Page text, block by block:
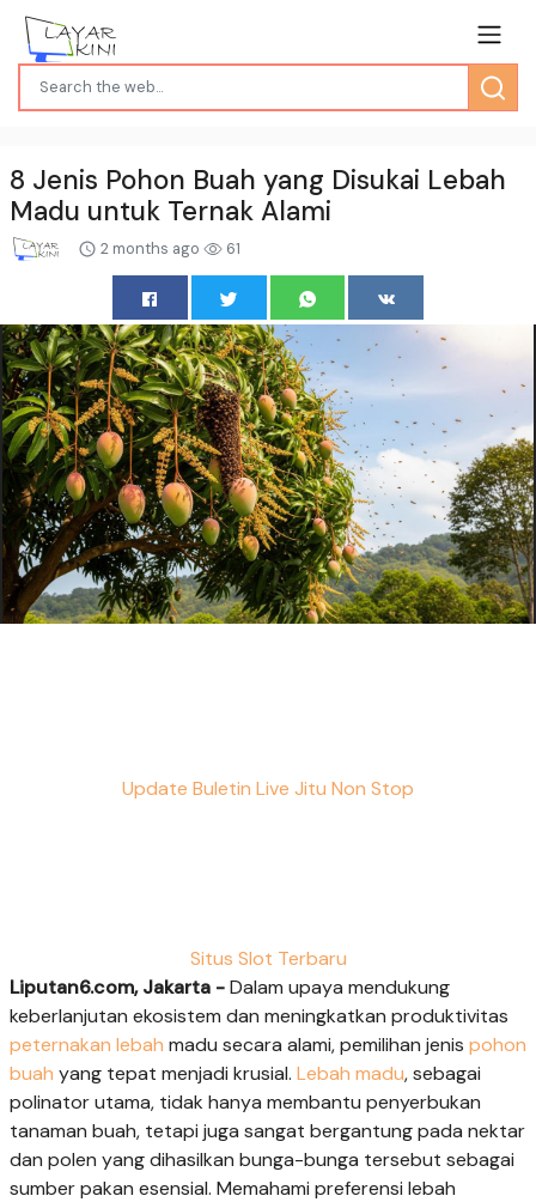
8 Jenis Pohon Buah yang Disukai Lebah
Madu untuk Ternak Alami
2 months ago 61
Update Buletin Live Jitu Non Stop
Situs Slot Terbaru
Liputan6.com, Jakarta -Dalam upaya mendukung
keberlanjutan ekosistem dan meningkatkan produktivitas
peternakan lebah madu secara alami, pemilihan jenis pohon
buah yang tepat menjadi krusial. Lebah madu, sebagai
polinator utama, tidak hanya membantu penyerbukan
tanaman buah, tetapi juga sangat bergantung pada nektar
dan polen yang dihasilkan bunga-bunga tersebut sebagai
sumber pakan esensial. Memahami preferensi lebah